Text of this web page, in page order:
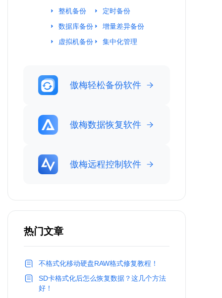
整机备份
数据库备份
虚拟机备份
定时备份
增量差异备份
集中化管理
傲梅轻松备份软件
傲梅数据恢复软件
傲梅远程控制软件
热门文章
不格式化移动硬盘RAW格式修复教程！
SD卡格式化后怎么恢复数据？这几个方法
好！